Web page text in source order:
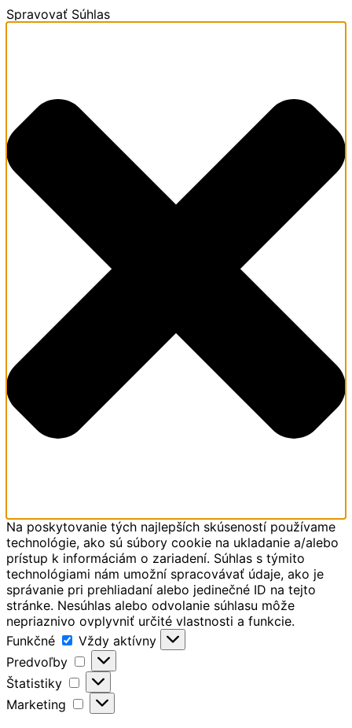
Spravovať Súhlas
Na poskytovanie tých najlepších skúseností používame
technológie, ako sú súbory cookie na ukladanie a/alebo
prístup k informáciám o zariadení. Súhlas s týmito
technológiami nám umožní spracovávať údaje, ako je
správanie pri prehliadaní alebo jedinečné ID na tejto
stránke. Nesúhlas alebo odvolanie súhlasu môže
nepriaznivo ovplyvniť určité vlastnosti a funkcie.
Funkčné
Funkčné
Vždy aktívny
Predvoľby
Predvoľby
Štatistiky
Štatistiky
Marketing
Marketing